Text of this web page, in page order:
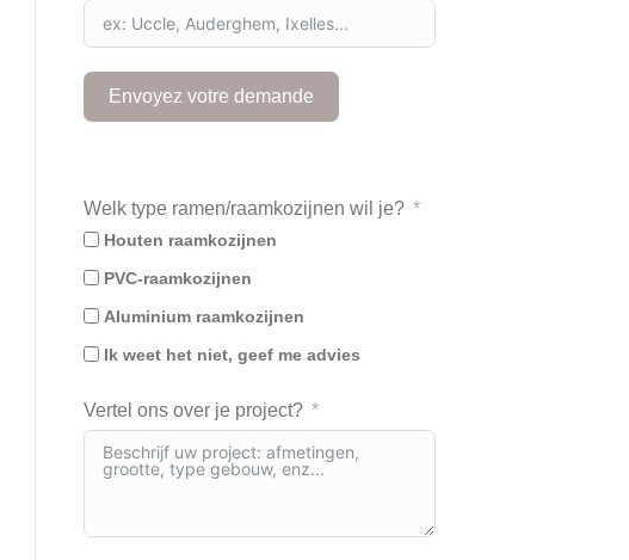
i
+Envoyez votre demande
Welk type ramen/raamkozijnen wil je?
Houten raamkozijnen
PVC-raamkozijnen
Aluminium raamkozijnen
Ik weet het niet, geef me advies
Vertel ons over je project?